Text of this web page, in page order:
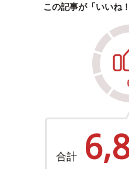
この記事が「いいね
合計